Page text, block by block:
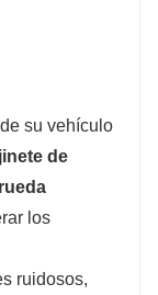
su vehículo
de
los
ruidosos,